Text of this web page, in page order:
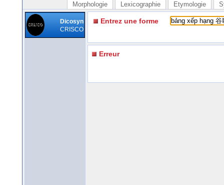
Morphologie Lexicographie Etymologie
Dicosyn
CRISCO
Entrez une forme
Erreur